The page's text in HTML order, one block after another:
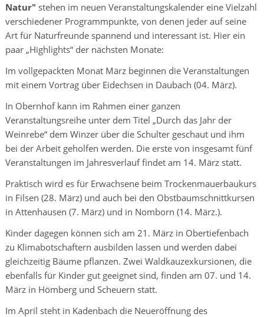
Natur" stehen im neuen Veranstaltungskalender eine Vielzahl
verschiedener Programmpunkte, von denen jeder auf seine
Art für Naturfreunde spannend und interessant ist. Hier ein
paar „Highlights“ der nächsten Monate:
Im vollgepackten Monat März beginnen die Veranstaltungen
mit einem Vortrag über Eidechsen in Daubach (04. März).
In Obernhof kann im Rahmen einer ganzen
Veranstaltungsreihe unter dem Titel „Durch das Jahr der
Weinrebe“ dem Winzer über die Schulter geschaut und ihm
bei der Arbeit geholfen werden. Die erste von insgesamt fünf
Veranstaltungen im Jahresverlauf findet am 14. März statt.
Praktisch wird es für Erwachsene beim Trockenmauerbaukurs
in Filsen (28. März) und auch bei den Obstbaumschnittkursen
in Attenhausen (7. März) und in Nomborn (14. März.).
Kinder dagegen können sich am 21. März in Obertiefenbach
zu Klimabotschaftern ausbilden lassen und werden dabei
gleichzeitig Bäume pflanzen. Zwei Waldkauzexkursionen, die
ebenfalls für Kinder gut geeignet sind, finden am 07. und 14.
März in Hömberg und Scheuern statt.
Im April steht in Kadenbach die Neueröffnung des